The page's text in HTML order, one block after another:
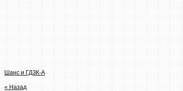
Шанс и ГДЗК-А
« Назад